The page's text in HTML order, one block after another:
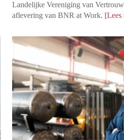
Landelijke Vereniging van
aflevering van BNR at Work.